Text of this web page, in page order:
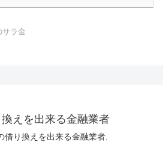
サラ金
えを出来る金融業者
借り換えを出来る金融業者.